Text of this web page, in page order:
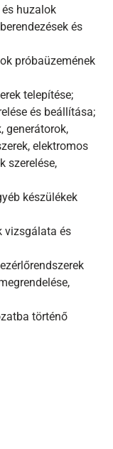
huzalok
és
próbaüzemének
telepítése;
és beállítása;
generátorok,
elektromos
szerelése,
készülékek
vizsgálata és
történő